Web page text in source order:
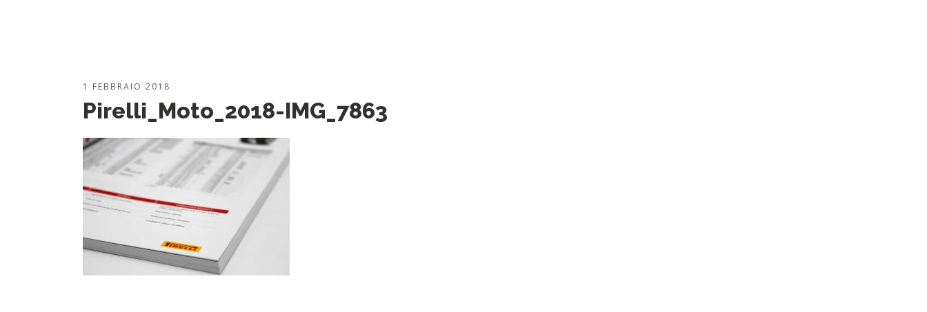
1 FEBBRAIO 2018
Pirelli_Moto_2018-IMG_7863